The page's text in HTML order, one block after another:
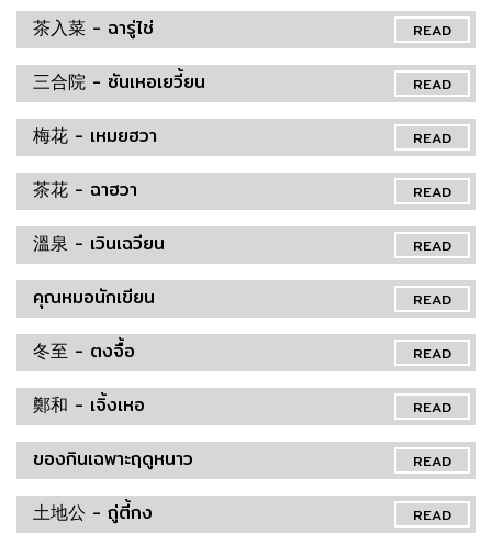
READ
茶入菜 - ฉารู่ไช่
READ
三合院 - ซันเหอเยวี้ยน
READ
梅花 - เหมยฮวา
READ
茶花 - ฉาฮวา
READ
溫泉 - เวินเฉวียน
READ
คุณหมอนักเขียน
READ
冬至 - ตงจื้อ
READ
鄭和 - เจิ้งเหอ
READ
ของกินเฉพาะฤดูหนาว
READ
土地公 - ถู่ตี้กง